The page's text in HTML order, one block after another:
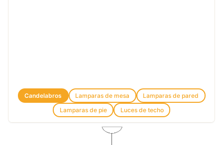
Candelabros Lamparas de mesa
Lamparas de pared
Lamparas de pie
Luces de techo